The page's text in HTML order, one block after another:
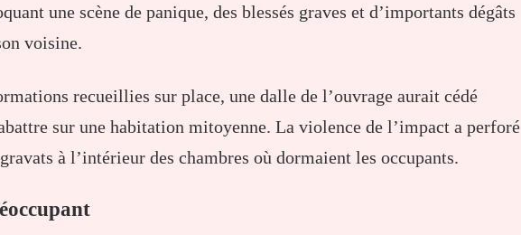
une scène de panique, des blessés graves et d’importants dégâts
voisine.
recueillies sur place, une dalle de l’ouvrage aurait cédé
sur une habitation mitoyenne. La violence de l’impact a perforé
à l’intérieur des chambres où dormaient les occupants.